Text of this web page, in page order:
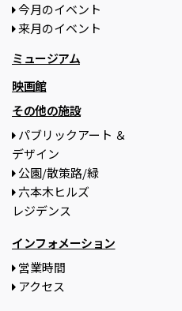
今月のイベント
来月のイベント
ミュージアム
映画館
その他の施設
パブリックアート ＆
デザイン
公園/散策路/緑
六本木ヒルズ
レジデンス
インフォメーション
営業時間
アクセス